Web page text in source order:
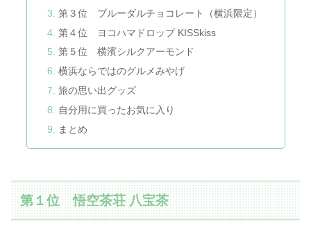
第３位 ブルーダルチョコレート（横浜限定）
第４位 ヨコハマドロップ KISSkiss
第５位 横濱シルクアーモンド
横浜ならではのグルメみやげ
旅の思い出グッズ
自分用に買ったお気に入り
まとめ
第１位 悟空茶荘 八宝茶